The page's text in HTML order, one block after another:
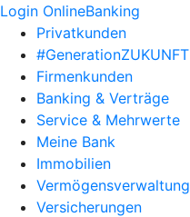
Login OnlineBanking
Privatkunden
#GenerationZUKUNFT
Firmenkunden
Banking & Verträge
Service & Mehrwerte
Meine Bank
Immobilien
Vermögensverwaltung
Versicherungen